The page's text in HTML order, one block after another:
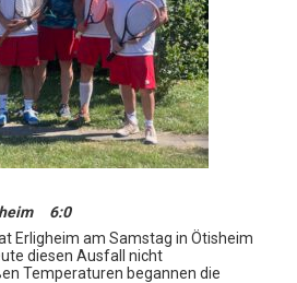
6:0
Erligheim am Samstag in Ötisheim
diesen Ausfall nicht
Temperaturen begannen die